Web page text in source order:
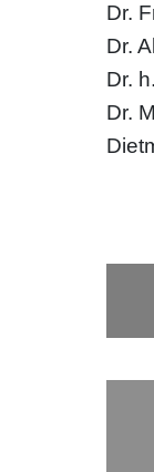
Dr.
Dr.
Dr.
Dr.